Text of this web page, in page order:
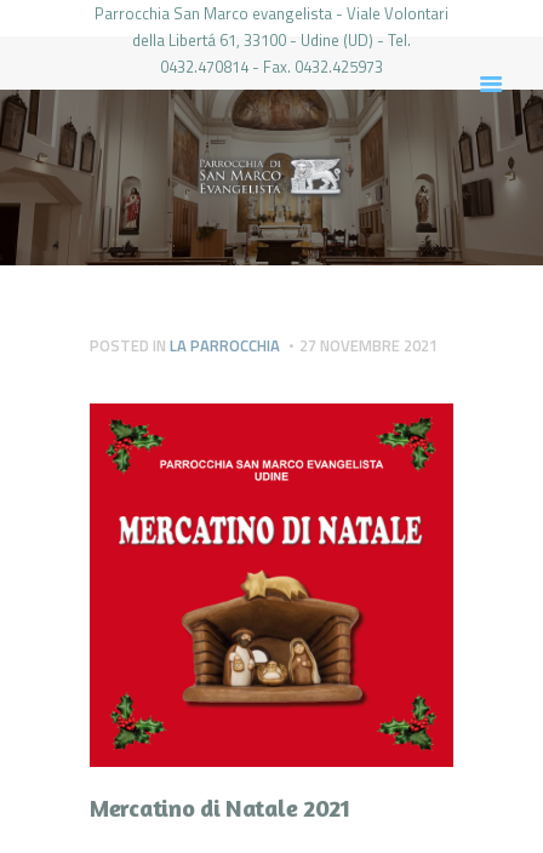
Parrocchia San Marco evangelista - Viale Volontari
della Libertá 61, 33100 - Udine (UD) - Tel.
0432.470814 - Fax. 0432.425973
PARROCCHIA DI SAN MARCO UDINE
HOME
LA PARROCCHIA
IL PARROCO
LE ATTIVITÀ
PIERABECH
CONTATTI
LOGIN
POSTED IN LA PARROCCHIA 27 NOVEMBRE 2021
Mercatino di Natale 2021